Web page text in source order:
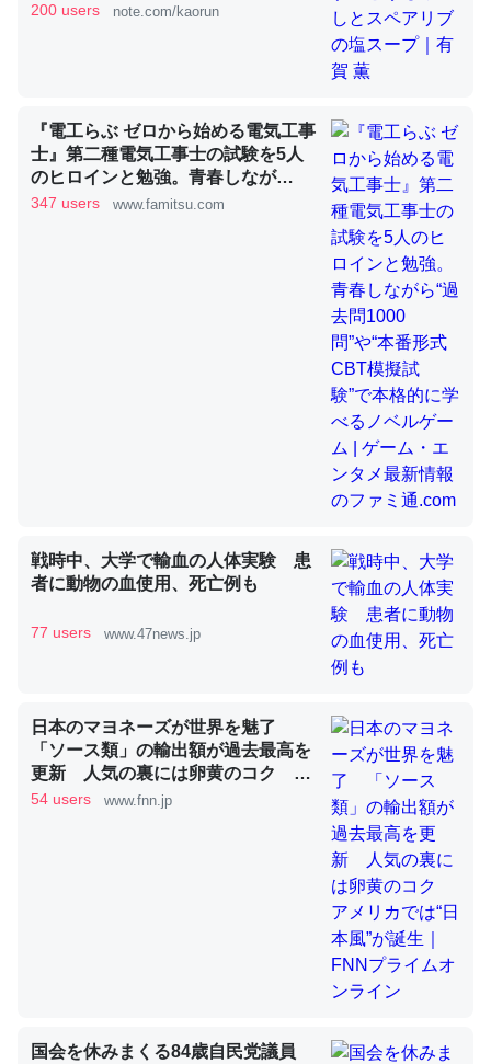
─GPTの仕組みと限界についての考察（１） - conceptualization
昆虫ってカルシウム少ないのか。知らんかった。調べたら
コオロギのカルシウム分はエビの600分の1程度。
─ニュース :: 【研究発表】昆虫学の大問題＝「昆虫はなぜ海にいな
論文では「淡水はカルシウムも酸素も不足してて両方に不
利だから両方が拮抗してるのでは」とあって面白い。海に
いる鋏角類（カブトガニ・ウミグモ）はカルシウムを使わ
ずキチンを強化してる筈だが、酵素が違うのか？
─ニュース :: 【研究発表】昆虫学の大問題＝「昆虫はなぜ海にいな
これを元に考えるとカルシウムを大量に使う脊椎動物と貝
─ニュース :: 【研究発表】昆虫学の大問題＝「昆虫はなぜ海にいな
いのか」に関する新仮説
ウチもEchoを実家に置いて４年。でたまに覗いてる。ぼ
ちぼちRingも置こうかと画策中。あと、Googleマップで
位置情報を共有してる。電池残量や充電中かが分かるので
200 users note.com/kaorun
『電工らぶ ゼロから始める電気工事
士』第二種電気工事士の試験を5人
のヒロインと勉強。青春しなが
ら“過去問1000問”や“本番形式CBT
347 users www.famitsu.com
戦時中、大学で輸血の人体実験 患
者に動物の血使用、死亡例も
77 users www.47news.jp
日本のマヨネーズが世界を魅了
「ソース類」の輸出額が過去最高を
更新 人気の裏には卵黄のコク ア
メリカでは“日本風”が誕生｜FNNプ
54 users www.fnn.jp
国会を休みまくる84歳自民党議員